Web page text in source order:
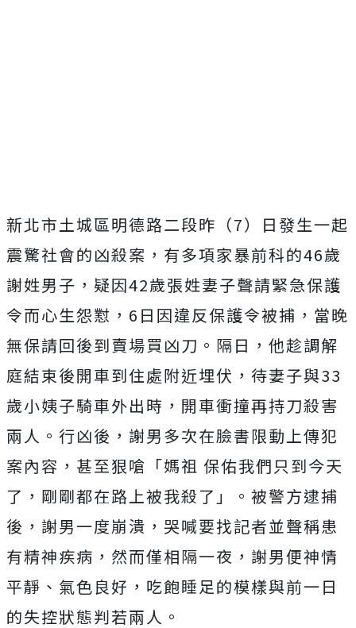
新北市土城區明德路二段昨（7）日發生一起
震驚社會的凶殺案， 有多項家暴前科的46歲
謝姓男子，疑因42歲張姓妻子聲請緊急保護
令而心生怨懟，6日因違反保護令被捕，當晚
無保請回後到賣場買凶刀。隔日，他趁調解
庭結束後開車到住處附近埋伏，待妻子與33
歲小姨子騎車外出時，開車衝撞再持刀殺害
兩人。行凶後，謝男多次在臉書限動上傳犯
案內容 ，甚至狠嗆「媽祖 保佑我們只到今天
了，剛剛都在路上被我殺了」。被警方逮捕
後，謝男一度崩潰，哭喊要找記者並聲稱患
有精神疾病，然而僅相隔一夜 ，謝男便神情
平靜、氣色良好，吃飽睡足的模樣與前一日
的失控狀態判若兩人。